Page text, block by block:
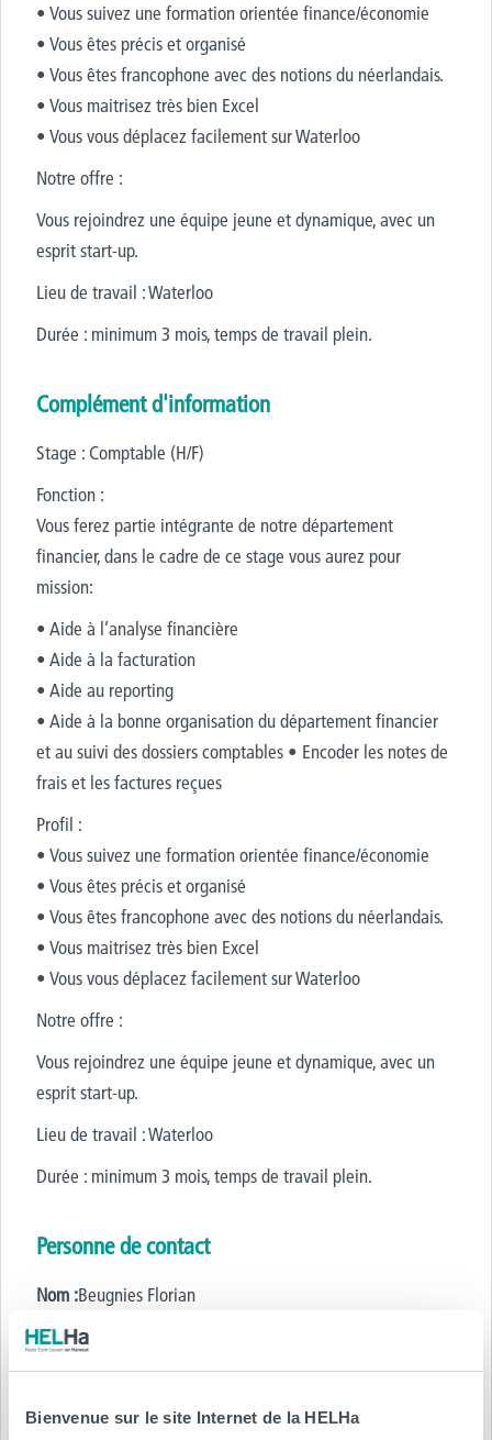
Bienvenue sur le site Internet de la HELHa
• Vous suivez une formation orientée finance/économie
• Vous êtes précis et organisé
• Vous êtes francophone avec des notions du néerlandais.
• Vous maitrisez très bien Excel
• Vous vous déplacez facilement sur Waterloo
Notre offre :
Vous rejoindrez une équipe jeune et dynamique, avec un
esprit start-up.
Lieu de travail : Waterloo
Durée : minimum 3 mois, temps de travail plein.
Complément d'information
Stage : Comptable (H/F)
Fonction :
Vous ferez partie intégrante de notre département
financier, dans le cadre de ce stage vous aurez pour
mission:
• Aide à l’analyse financière
• Aide à la facturation
• Aide au reporting
• Aide à la bonne organisation du département financier
et au suivi des dossiers comptables • Encoder les notes de
frais et les factures reçues
Profil :
• Vous suivez une formation orientée finance/économie
• Vous êtes précis et organisé
• Vous êtes francophone avec des notions du néerlandais.
• Vous maitrisez très bien Excel
• Vous vous déplacez facilement sur Waterloo
Notre offre :
Vous rejoindrez une équipe jeune et dynamique, avec un
esprit start-up.
Lieu de travail : Waterloo
Durée : minimum 3 mois, temps de travail plein.
Personne de contact
Nom :Beugnies Florian
Email :accounting@skyforce.be
Tél.:0475600194